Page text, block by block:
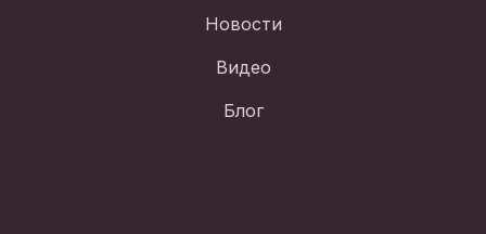
Новости
Видео
Блог